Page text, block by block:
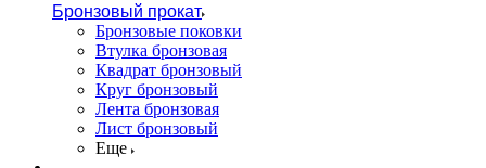
Бронзовый прокат
Бронзовые поковки
Втулка бронзовая
Квадрат бронзовый
Круг бронзовый
Лента бронзовая
Лист бронзовый
Еще